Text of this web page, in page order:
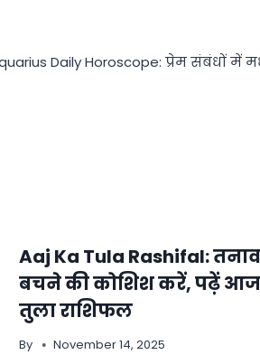
Daily Horoscope: प्रेम संबंधों में
Aaj Ka Tula Rashifal:
बचने की कोशिश करें, पढ़ें
तुला राशिफल
By November 14, 2025